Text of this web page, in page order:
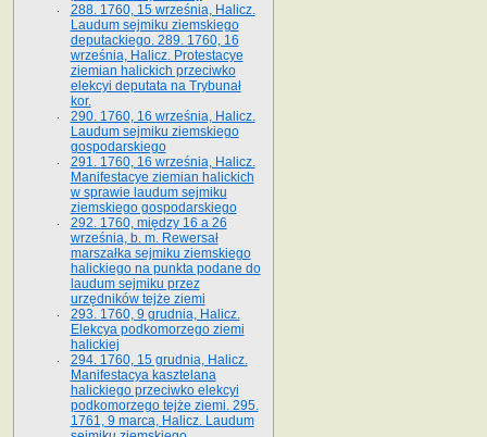
288. 1760, 15 września, Halicz.
Laudum sejmiku ziemskiego
deputackiego. 289. 1760, 16
września, Halicz. Protestacye
ziemian halickich przeciwko
elekcyi deputata na Trybunał
kor.
290. 1760, 16 września, Halicz.
Laudum sejmiku ziemskiego
gospodarskiego
291. 1760, 16 września, Halicz.
Manifestacye ziemian halickich
w sprawie laudum sejmiku
ziemskiego gospodarskiego
292. 1760, między 16 a 26
września, b. m. Rewersał
marszałka sejmiku ziemskiego
halickiego na punkta podane do
laudum sejmiku przez
urzędników tejże ziemi
293. 1760, 9 grudnia, Halicz.
Elekcya podkomorzego ziemi
halickiej
294. 1760, 15 grudnia, Halicz.
Manifestacya kasztelana
halickiego przeciwko elekcyi
podkomorzego tejże ziemi. 295.
1761, 9 marca, Halicz. Laudum